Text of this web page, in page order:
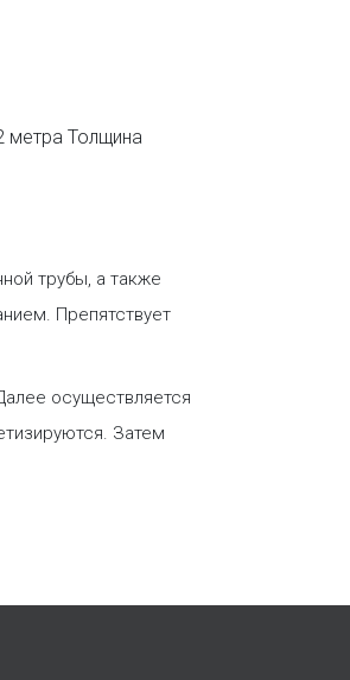
метра Толщина
трубы, а также
Препятствует
осуществляется
Затем